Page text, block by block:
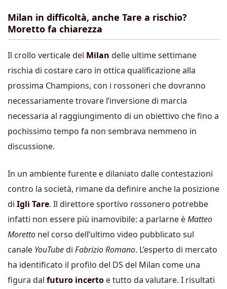
Milan in difficoltà, anche Tare a rischio?
Moretto fa chiarezza
Il crollo verticale del Milan delle ultime settimane
rischia di costare caro in ottica qualificazione alla
prossima Champions, con i rossoneri che dovranno
necessariamente trovare l’inversione di marcia
necessaria al raggiungimento di un obiettivo che fino a
pochissimo tempo fa non sembrava nemmeno in
discussione.
In un ambiente furente e dilaniato dalle contestazioni
contro la società, rimane da definire anche la posizione
di Igli Tare. Il direttore sportivo rossonero potrebbe
infatti non essere più inamovibile: a parlarne èMatteo
Moretto nel corso dell’ultimo video pubblicato sul
canale YouTubedi Fabrizio Romano. L’esperto di mercato
ha identificato il profilo del DS del Milan come una
figura dal futuro incerto e tutto da valutare. I risultati